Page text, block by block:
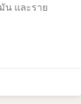
น และราย